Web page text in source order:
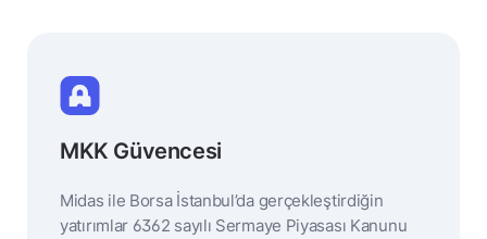
MKK Güvencesi
Midas ile Borsa İstanbul’da gerçekleştirdiğin
yatırımlar 6362 sayılı Sermaye Piyasası Kanunu